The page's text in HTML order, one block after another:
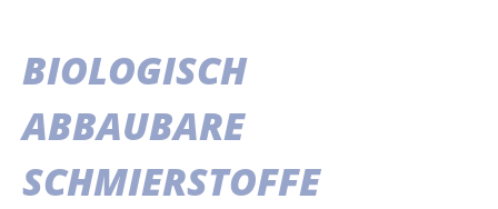
BIOLOGISCH
ABBAUBARE
SCHMIERSTOFFE